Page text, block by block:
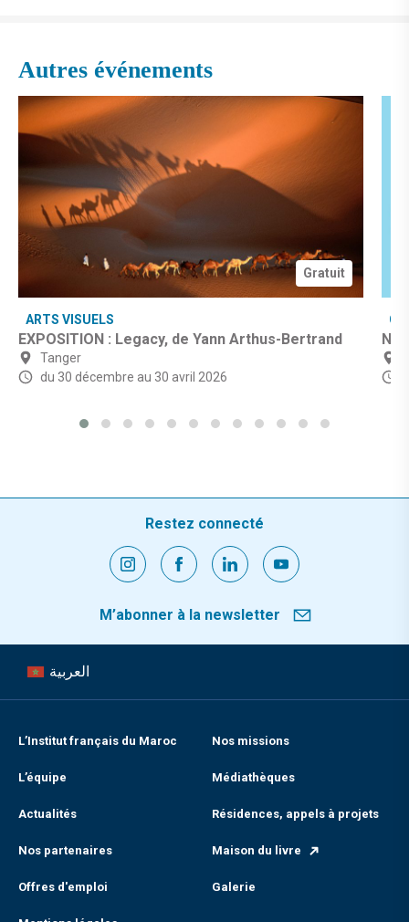
Autres événements
Gratuit
ARTS VISUELS
EXPOSITION : Legacy, de Yann Arthus-Bertrand
Tanger
du 30 décembre au 30 avril 2026
Restez connecté
M’abonner à la newsletter
العربية
L’Institut français du Maroc Nos missions
L’équipe Médiathèques
Actualités Résidences, appels à projets
Nos partenaires Maison du livre
Offres d'emploi Galerie